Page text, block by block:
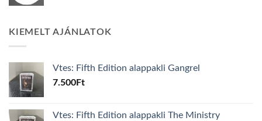
KIEMELT AJÁNLATOK
Vtes: Fifth Edition alappakli Gangrel
7.500Ft
Vtes: Fifth Edition alappakli The Ministry